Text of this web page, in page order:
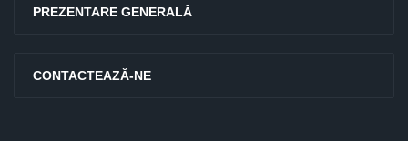
PREZENTARE GENERALĂ
CONTACTEAZĂ-NE